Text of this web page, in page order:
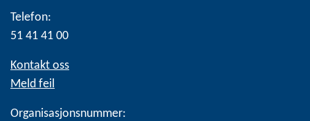
Telefon:
51 41 41 00
Kontakt oss
Meld feil
Organisasjonsnummer: